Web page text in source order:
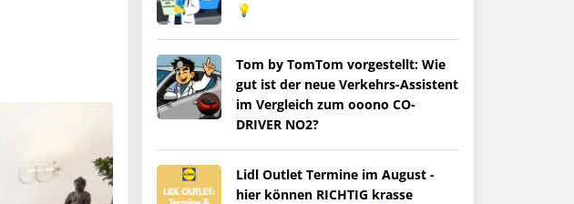
💡
Tom by TomTom vorgestellt: Wie
gut ist der neue Verkehrs-Assistent
im Vergleich zum ooono CO-
DRIVER NO2?
Lidl Outlet Termine im August -
hier können RICHTIG krasse